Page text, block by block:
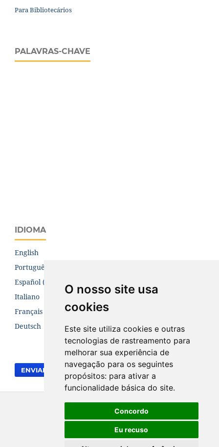
O nosso site usa
cookies
Este site utiliza cookies e outras
tecnologias de rastreamento para
melhorar sua experiência de
navegação para os seguintes
propósitos: para ativar a
funcionalidade básica do site.
Concordo
Eu recuso
Para Bibliotecários
PALAVRAS-CHAVE
IDIOMA
English
Português (Brasil)
Español (España)
Italiano
Français (Canada)
Deutsch
ENVIAR SUBMISSÃO